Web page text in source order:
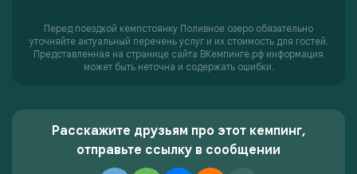
Перед поездкой кемпстоянку Поливное озеро обязательно
уточняйте актуальный перечень услуг и их стоимость для гостей.
Представленная на странице сайта ВКемпинге.рф информация
может быть неточна и содержать ошибки.
Расскажите друзьям про этот кемпинг,
отправьте ссылку в сообщении